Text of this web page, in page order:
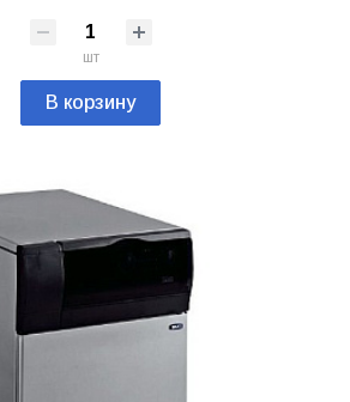
шт
В корзину